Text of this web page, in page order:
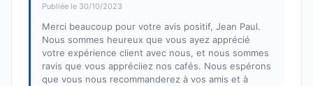
Publiée le 30/10/2023
Merci beaucoup pour votre avis positif, Jean Paul.
Nous sommes heureux que vous ayez apprécié
votre expérience client avec nous, et nous sommes
ravis que vous appréciiez nos cafés. Nous espérons
que vous nous recommanderez à vos amis et à